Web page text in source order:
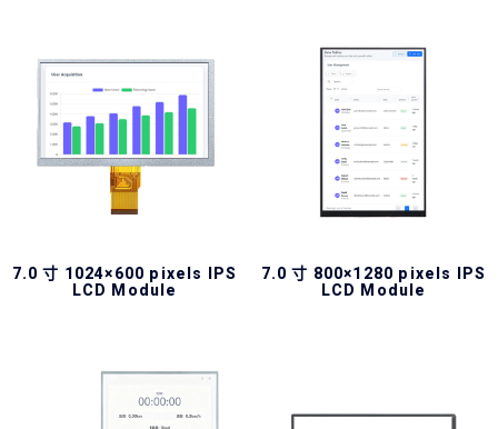
7.0 寸 1024×600 pixels IPS
LCD Module
7.0 寸 800×1280 pixels IPS
LCD Module